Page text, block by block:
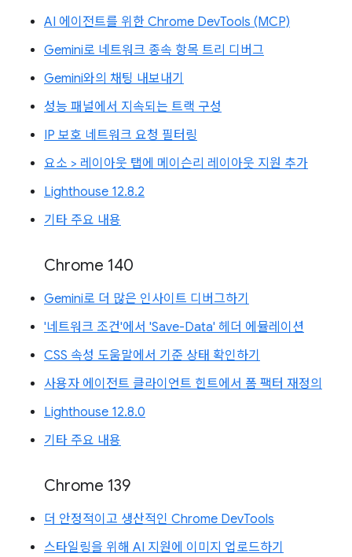
AI 에이전트를 위한 Chrome DevTools (MCP)
Gemini로 네트워크 종속 항목 트리 디버그
Gemini와의 채팅 내보내기
성능 패널에서 지속되는 트랙 구성
IP 보호 네트워크 요청 필터링
요소 > 레이아웃 탭에 메이슨리 레이아웃 지원 추가
Lighthouse 12.8.2
기타 주요 내용
Chrome 140
Gemini로 더 많은 인사이트 디버그하기
'네트워크 조건'에서 'Save-Data' 헤더 에뮬레이션
CSS 속성 도움말에서 기준 상태 확인하기
사용자 에이전트 클라이언트 힌트에서 폼 팩터 재정의
Lighthouse 12.8.0
기타 주요 내용
Chrome 139
더 안정적이고 생산적인 Chrome DevTools
스타일링을 위해 AI 지원에 이미지 업로드하기